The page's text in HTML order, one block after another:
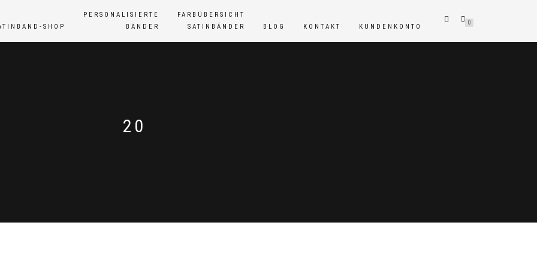
SHOP
PERSONALISIERTE
BÄNDER
FARBÜBERSICHT
SATINBÄNDER
BLOG KONTAKT KUNDENKONTO
0
20